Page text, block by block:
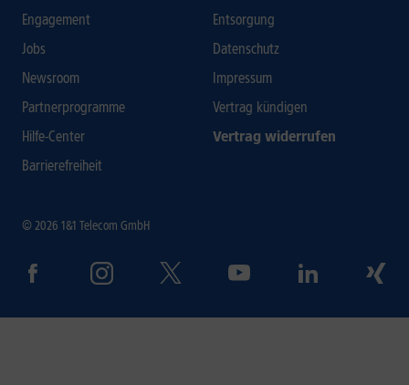
Engagement
Jobs
Newsroom
Partnerprogramme
Hilfe-Center
Barrierefreiheit
Entsorgung
Datenschutz
Impressum
Vertrag kündigen
Vertrag widerrufen
© 2026 1&1 Telecom GmbH